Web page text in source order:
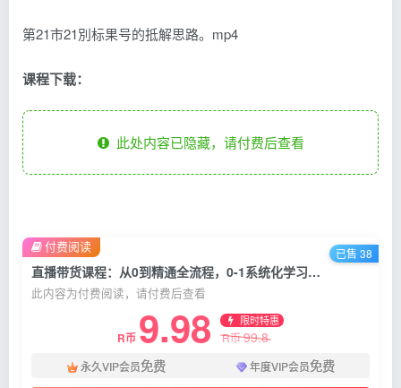
第21市21別标果号的抵解思路。mp4
课程下载：
此处内容已隐藏，请付费后查看
直播带货课程：从0到精通全流程，0-1系统化学习直播流程（35节课）
此内容为付费阅读，请付费后查看
R币 9.98 限时特惠
R币99.8
永久VIP会员免费 年度VIP会员免费
付费阅读 已售 38